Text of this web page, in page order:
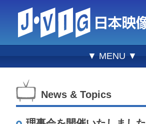
▼ MENU ▼
News & Topics